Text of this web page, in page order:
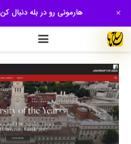
هارمونی رو در بله دنبال کن +